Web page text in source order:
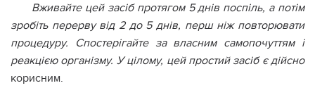
Вживайте цей засіб протягом 5 днів поспіль, а потім
зробіть перерву від 2 до 5 днів, перш ніж повторювати
процедуру. Спостерігайте за власним самопочуттям і
реакцією організму. У цілому, цей простий засіб є дійсно
корисним.